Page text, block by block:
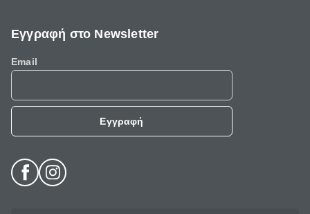
Εγγραφή στο Newsletter
Email
Εγγραφή